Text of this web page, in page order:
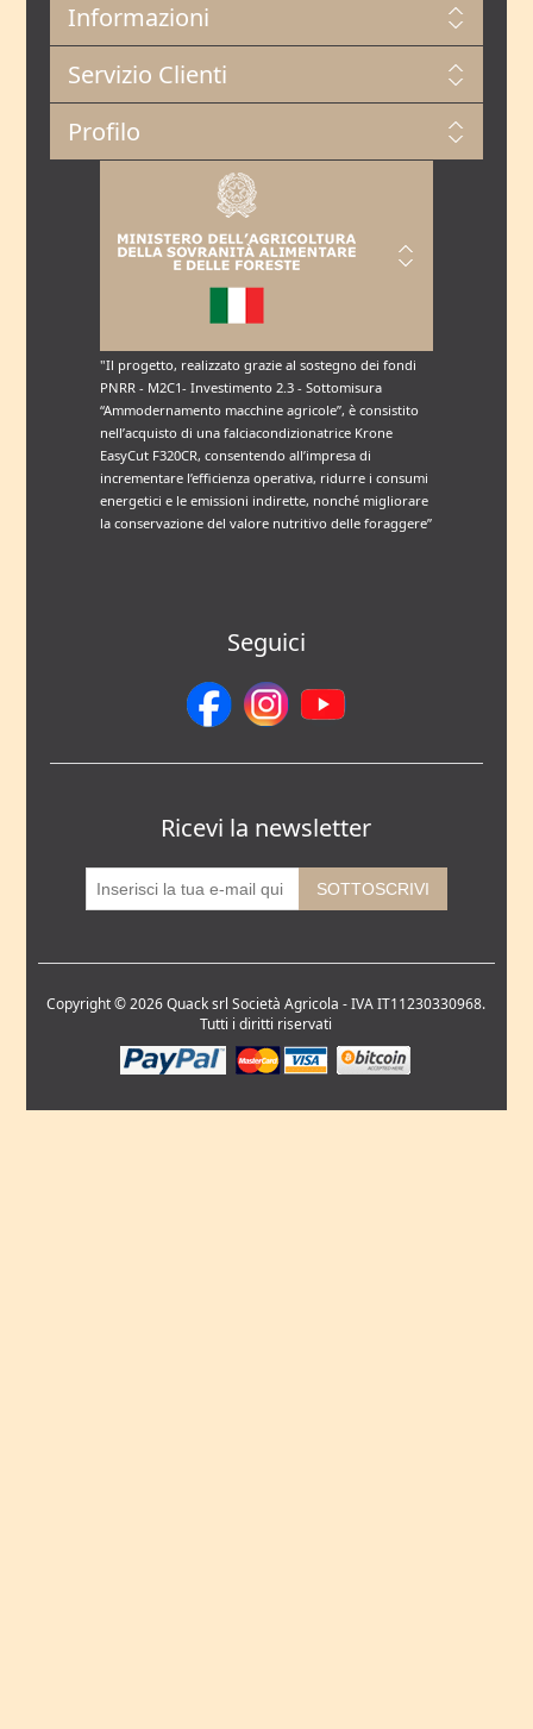
Informazioni
Servizio Clienti
Profilo
"Il progetto, realizzato grazie al sostegno dei fondi
PNRR - M2C1- Investimento 2.3 - Sottomisura
“Ammodernamento macchine agricole”, è consistito
nell’acquisto di una falciacondizionatrice Krone
EasyCut F320CR, consentendo all’impresa di
incrementare l’efficienza operativa, ridurre i consumi
energetici e le emissioni indirette, nonché migliorare
la conservazione del valore nutritivo delle foraggere”
Seguici
Ricevi la newsletter
Copyright © 2026 Quack srl Società Agricola - IVA IT11230330968.
Tutti i diritti riservati